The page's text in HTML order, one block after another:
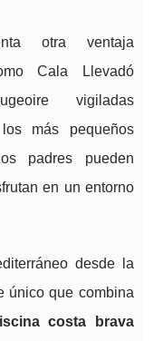
otra ventaja
Cala Llevadó
vigiladas
más pequeños
padres pueden
en un entorno
desde la
único que combina
costa brava